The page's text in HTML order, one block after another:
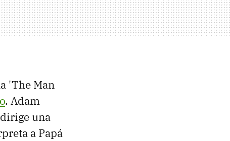
'The Man
. Adam
una
a Papá